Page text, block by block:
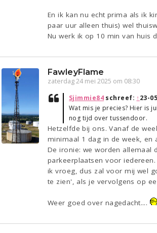
En ik kan nu echt prima als ik
paar uur alleen thuis) wel
Nu werk ik op 10 min van huis
FawleyFlame
zaterdag 24 mei 2025 om 08:30
Sjimmie84 schreef: ↑23-
Wat mis je precies? Hier is
nog tijd over tussendoor.
Hetzelfde bij ons. Vanaf de
minimaal 1 dag in de week, en
De ironie: we worden allemaal
parkeerplaatsen voor
ik vroeg, dus zal voor mij wel
te zien', als je vervolgens op
Weer goed over nagedacht....